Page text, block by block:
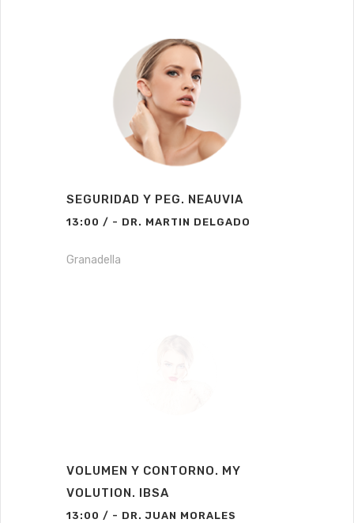
SEGURIDAD Y PEG. NEAUVIA
13:00 / - DR. MARTIN DELGADO
Granadella
VOLUMEN Y CONTORNO. MY
VOLUTION. IBSA
13:00 / - DR. JUAN MORALES